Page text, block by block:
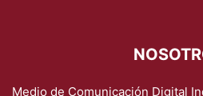
Medio de Comunicación Digital